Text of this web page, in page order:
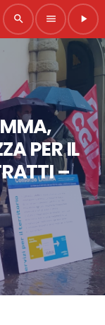
search menu play_arrow
PER IL
–